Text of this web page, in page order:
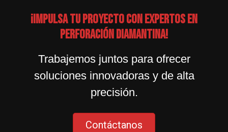
¡Impulsa tu proyecto con expertos en
perforación diamantina!
Trabajemos juntos para ofrecer
soluciones innovadoras y de alta
precisión.
Contáctanos